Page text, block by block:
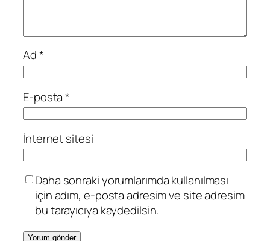
Ad*
E-posta*
İnternet sitesi
Daha sonraki yorumlarımda kullanılması
için adım, e-posta adresim ve site adresim
bu tarayıcıya kaydedilsin.